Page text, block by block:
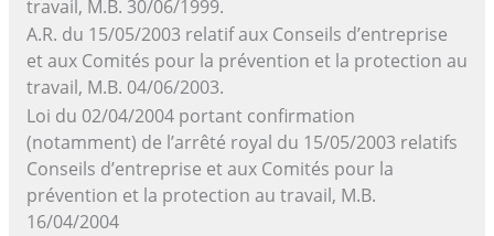
travail, M.B. 30/06/1999.
A.R. du 15/05/2003 relatif aux Conseils d’entreprise
et aux Comités pour la prévention et la protection au
travail, M.B. 04/06/2003.
Loi du 02/04/2004 portant confirmation
(notamment) de l’arrêté royal du 15/05/2003 relatifs
Conseils d’entreprise et aux Comités pour la
prévention et la protection au travail, M.B.
16/04/2004